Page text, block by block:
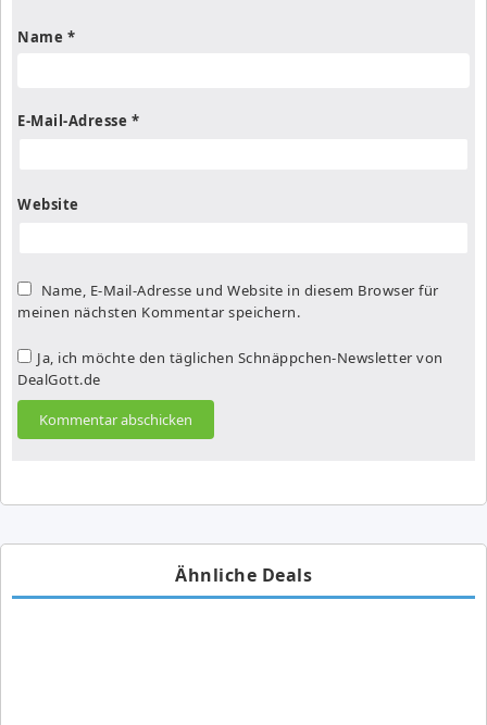
Name *
E-Mail-Adresse *
Website
Name, E-Mail-Adresse und Website in diesem Browser für
meinen nächsten Kommentar speichern.
Ja, ich möchte den täglichen Schnäppchen-Newsletter von
DealGott.de
Ähnliche Deals